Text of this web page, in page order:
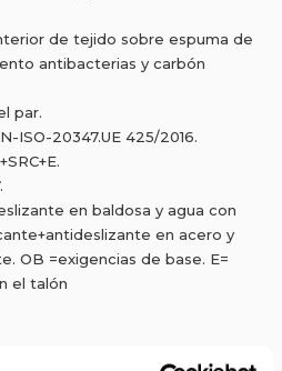
de tejido sobre espuma de
antibacterias y carbón
par.
ISO-20347.UE 425/2016.
en baldosa y agua con
en acero y
OB =exigencias de base. E=
el talón